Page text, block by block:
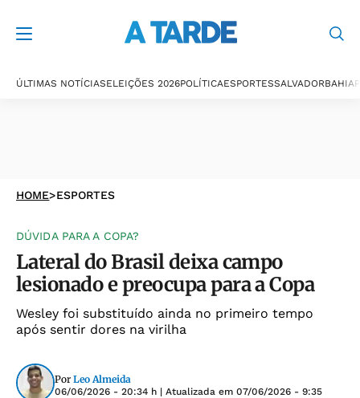
ÚLTIMAS NOTÍCIASELEIÇÕES 2026POLÍTICAESPORTESSALVADORBAHIA
HOME>ESPORTES
DÚVIDA PARA A COPA?
Lateral do Brasil deixa campo
lesionado e preocupa para a Copa
Wesley foi substituído ainda no primeiro tempo
após sentir dores na virilha
Por Leo Almeida
06/06/2026 - 20:34 h | Atualizada em 07/06/2026 - 9:35